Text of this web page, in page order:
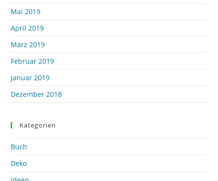
Mai 2019
April 2019
März 2019
Februar 2019
Januar 2019
Dezember 2018
Kategorien
Buch
Deko